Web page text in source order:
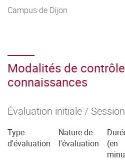
Campus de Dijon
Modalités de
connaissances
Évaluation initiale /
Type
d'évaluation
Nature de
l'évaluation
(en